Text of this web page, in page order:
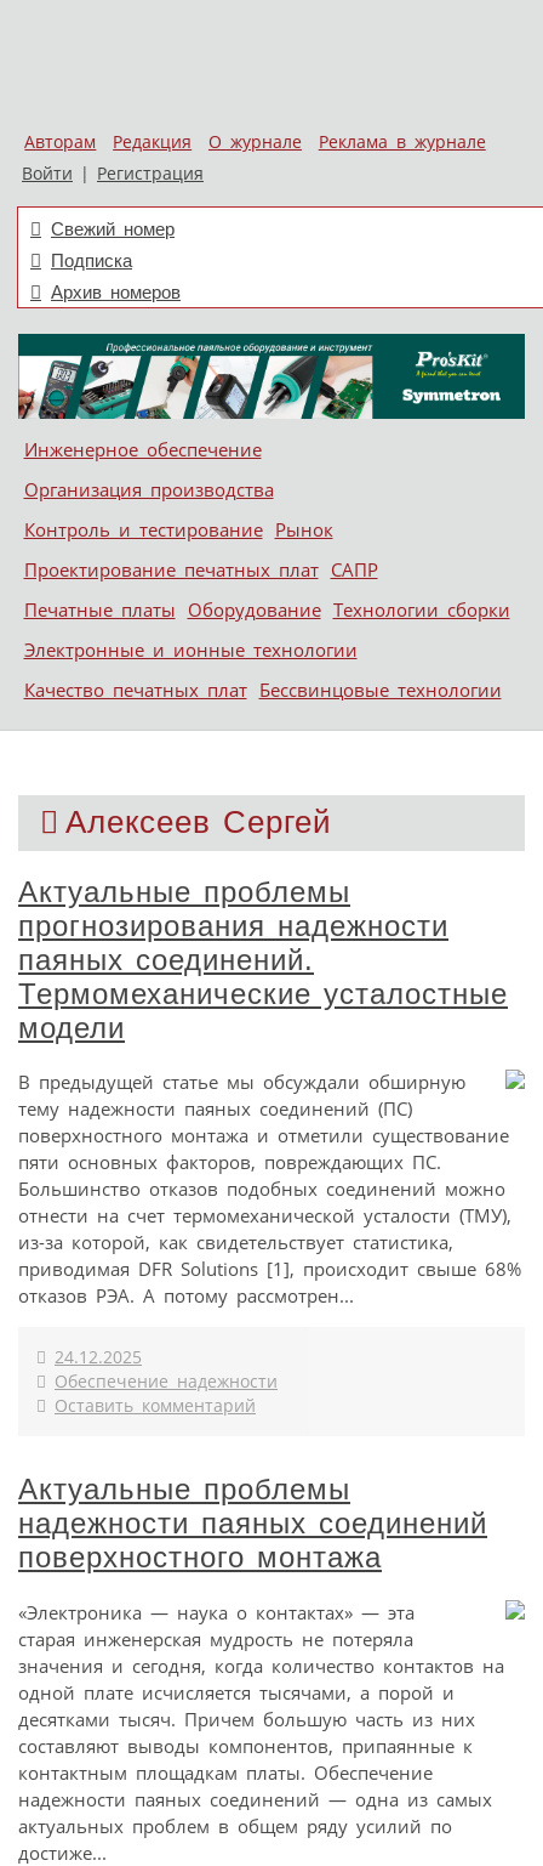
Авторам Редакция О журнале
Реклама в журнале
Войти | Регистрация
Свежий номер
Подписка
Архив номеров
Меню
Skip to content
Инженерное обеспечение
Организация производства
Контроль и тестирование Рынок
Проектирование печатных плат САПР
Печатные платы Оборудование Технологии сборки
Электронные и ионные технологии
Качество печатных плат Бессвинцовые технологии
Алексеев Сергей
Актуальные проблемы
прогнозирования надежности
паяных соединений.
Термомеханические усталостные
модели
В предыдущей статье мы обсуждали обширную
тему надежности паяных соединений (ПС)
поверхностного монтажа и отметили существование
пяти основных факторов, повреждающих ПС.
Большинство отказов подобных соединений можно
отнести на счет термомеханической усталости (ТМУ),
из-за которой, как свидетельствует статистика,
приводимая DFR Solutions [1], происходит свыше 68%
отказов РЭА. А потому рассмотрен...
24.12.2025
Обеспечение надежности
Оставить комментарий
Актуальные проблемы
надежности паяных соединений
поверхностного монтажа
«Электроника — наука о контактах» — эта
старая инженерская мудрость не потеряла
значения и сегодня, когда количество контактов на
одной плате исчисляется тысячами, а порой и
десятками тысяч. Причем большую часть из них
составляют выводы компонентов, припаянные к
контактным площадкам платы. Обеспечение
надежности паяных соединений — одна из самых
актуальных проблем в общем ряду усилий по
достиже...